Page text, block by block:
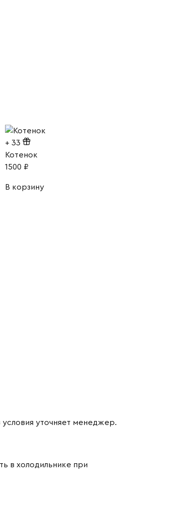
+ 33
Котенок
1500 ₽
В корзину
уточняет менеджер.
в холодильнике при